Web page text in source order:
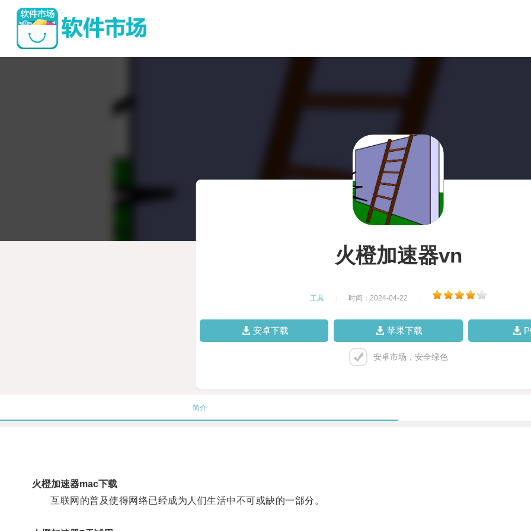
火橙加速器vn
工具 时间：2024-04-22
安卓下载 苹果下载
安卓市场，安全绿色
简介
火橙加速器mac下载
互联网的普及使得网络已经成为人们生活中不可或缺的一部分。